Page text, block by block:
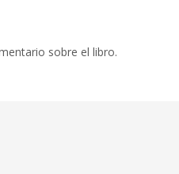
sobre el libro.